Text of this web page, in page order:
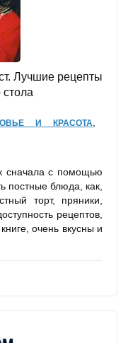
Лучшие рецепты
стола
И КРАСОТА
сначала с помощью
постные блюда, как,
торт, пряники,
рецептов,
очень вкусны и